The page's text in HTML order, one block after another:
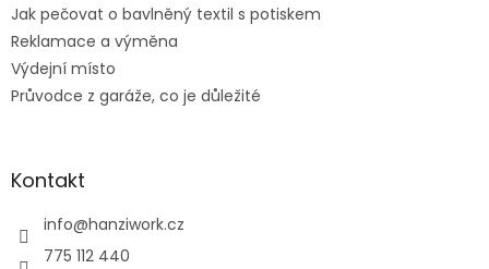
Jak pečovat o bavlněný textil s potiskem
Reklamace a výměna
Výdejní místo
Průvodce z garáže, co je důležité
Kontakt
info@hanziwork.cz
775 112 440